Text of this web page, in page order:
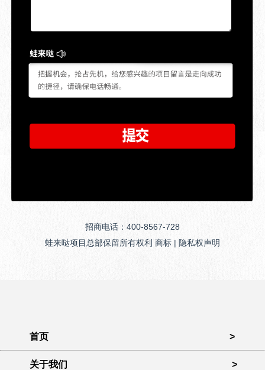
招商电话：400-8567-728
蛙来哒项目总部保留所有权利 商标 | 隐私权声明
首页 >
关于我们 >